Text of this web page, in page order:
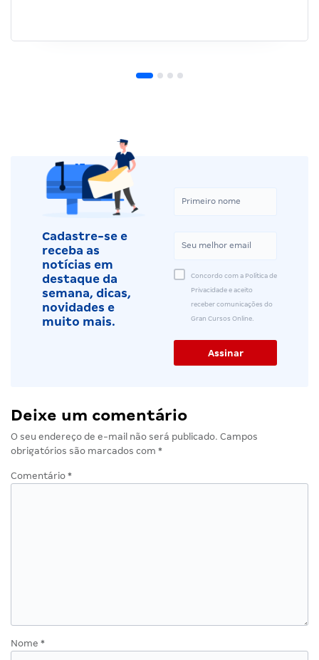
Cadastre-se e
receba as
notícias em
destaque da
semana, dicas,
novidades e
muito mais.
Concordo com a Política de
Privacidade e aceito
receber comunicações do
Gran Cursos Online.
Deixe um comentário
O seu endereço de e-mail não será publicado. Campos
obrigatórios são marcados com *
Comentário *
Nome *